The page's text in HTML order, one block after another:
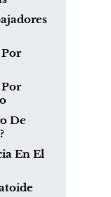
De
En El